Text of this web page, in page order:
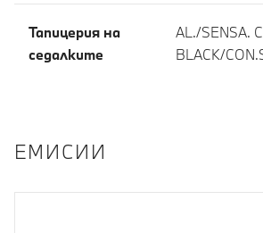
Тапицерия на
седалките
AL./SENSA.
BLACK/
EМИСИИ